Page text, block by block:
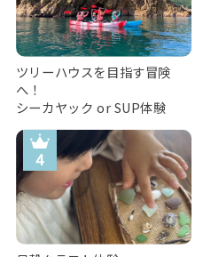
ツリーハウスを目指す冒険
へ！
シーカヤック or SUP体験